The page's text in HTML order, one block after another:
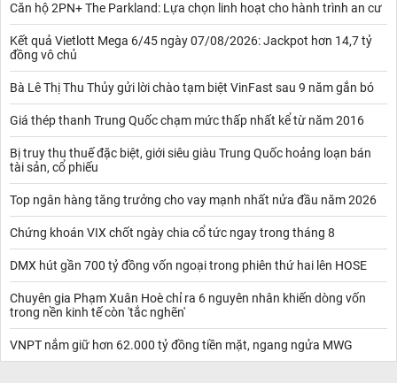
tiêu, chiếu sáng và bảo quản nông sản. Chỉ cần một khoảng thời
gian mất điện kéo dài, toàn bộ quy trình sản xuất có thể bị ảnh
hưởng, kéo theo thiệt hại về kinh tế.
Để đảm bảo hệ thống lưới điện hoạt động ổn định và an toàn,
ngành điện lực thường xuyên thực hiện bảo trì định kỳ, nâng cấp
công việc này hầu hết đều yêu cầu tạm ngừng cấp điện ở một số
khu vực nhất định.
Chính vì vậy, lịch cúp điện Lâm Hà là thông tin thông báo chính
thức từ Điện lực Lâm Đồng về thời gian, phạm vi và nguyên nhân
mất điện, được cập nhật hàng ngày hoặc khi có biến động đột
xuất. Việc theo dõi lịch này mang lại nhiều lợi ích:
Giúp người dân chủ động sắp xếp công việc, sinh hoạt và lịch
trình học tập.
Hỗ trợ hộ sản xuất, cơ sở kinh doanh lập kế hoạch vận hành thiết
bị, bảo quản nguyên liệu hợp lý.
Giảm nguy cơ hư hỏng thiết bị điện, đặc biệt là các máy móc công
suất lớn, khi có điện trở lại.
Đảm bảo an toàn cộng đồng khi có hoạt động thi công, bảo trì
lưới điện hoặc xử lý sự cố.
Đặc điểm khu vực Lâm Hà
Căn hộ 2PN+ The Parkland: Lựa chọn linh hoạt cho hành trình an cư
Kết quả Vietlott Mega 6/45 ngày 07/08/2026: Jackpot hơn 14,7 tỷ
đồng vô chủ
Bà Lê Thị Thu Thủy gửi lời chào tạm biệt VinFast sau 9 năm gắn bó
Giá thép thanh Trung Quốc chạm mức thấp nhất kể từ năm 2016
Bị truy thu thuế đặc biệt, giới siêu giàu Trung Quốc hoảng loạn bán
tài sản, cổ phiếu
Top ngân hàng tăng trưởng cho vay mạnh nhất nửa đầu năm 2026
Chứng khoán VIX chốt ngày chia cổ tức ngay trong tháng 8
DMX hút gần 700 tỷ đồng vốn ngoại trong phiên thứ hai lên HOSE
Chuyên gia Phạm Xuân Hoè chỉ ra 6 nguyên nhân khiến dòng vốn
trong nền kinh tế còn 'tắc nghẽn'
VNPT nắm giữ hơn 62.000 tỷ đồng tiền mặt, ngang ngửa MWG